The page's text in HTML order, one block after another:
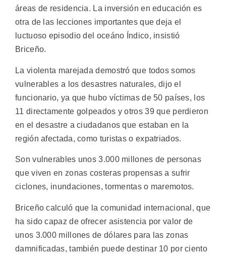
áreas de residencia. La inversión en educación es
otra de las lecciones importantes que deja el
luctuoso episodio del oceáno Índico, insistió
Briceño.
La violenta marejada demostró que todos somos
vulnerables a los desastres naturales, dijo el
funcionario, ya que hubo víctimas de 50 países, los
11 directamente golpeados y otros 39 que perdieron
en el desastre a ciudadanos que estaban en la
región afectada, como turistas o expatriados.
Son vulnerables unos 3.000 millones de personas
que viven en zonas costeras propensas a sufrir
ciclones, inundaciones, tormentas o maremotos.
Briceño calculó que la comunidad internacional, que
ha sido capaz de ofrecer asistencia por valor de
unos 3.000 millones de dólares para las zonas
damnificadas, también puede destinar 10 por ciento